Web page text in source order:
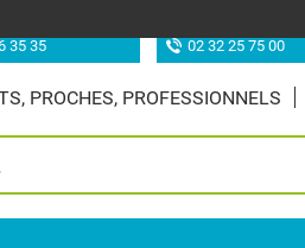
35 35
02 32 25 75 00
PROCHES, PROFESSIONNELS